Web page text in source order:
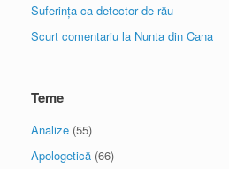
Suferința ca detector de rău
Scurt comentariu la Nunta din Cana
Teme
Analize (55)
Apologetică (66)